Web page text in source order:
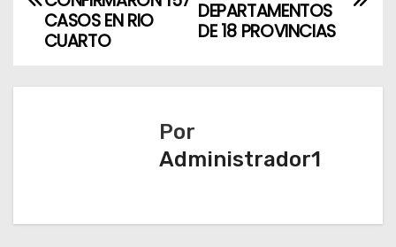
e
i
DEPARTAMENTOS
DE 18 PROVINCIAS
CASOS EN RIO
CUARTO
Por
Administrador1